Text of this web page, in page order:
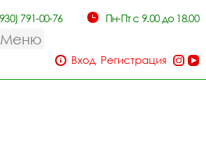
791-00-76 Пн-Пт с 9.00 до 18.00
Меню
Вход Регистрация